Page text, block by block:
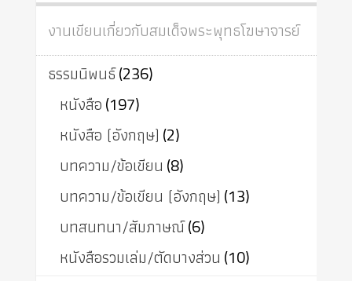
งานเขียนเกี่ยวกับสมเด็จพระพุทธโฆษาจารย์
ธรรมนิพนธ์(236)
หนังสือ(197)
หนังสือ (อังกฤษ) (2)
บทความ/ข้อเขียน (8)
บทความ/ข้อเขียน (อังกฤษ) (13)
บทสนทนา/สัมภาษณ์(6)
หนังสือรวมเล่ม/ตัดบางส่วน (10)